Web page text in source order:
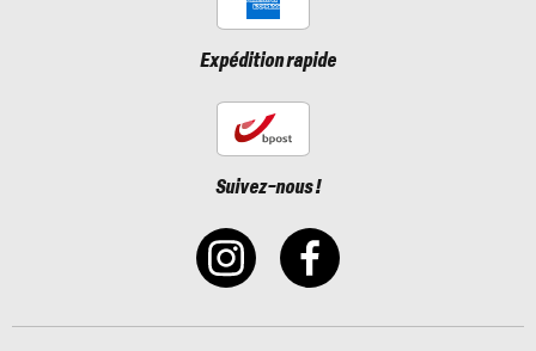
Expédition rapide
Suivez-nous !